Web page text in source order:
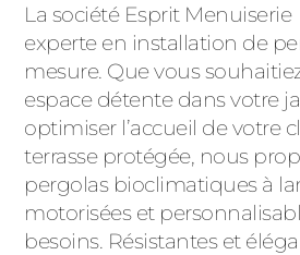
La société Esprit
experte en installation de
mesure. Que vous
espace détente dans votre
optimiser l’accueil de votre
terrasse protégée, nous
pergolas bioclimatiques à
motorisées et
besoins. Résistantes et